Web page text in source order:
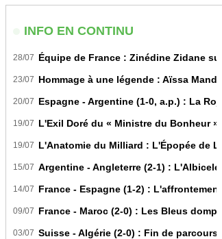
INFO EN CONTINU
28/07 Équipe de France : Zinédine Zidane
23/07 Hommage à une légende : Aïssa
20/07 Espagne - Argentine (1-0, a.p.) : La
19/07 L'Exil Doré du « Ministre du Bonheur »
19/07 L'Anatomie du Milliard : L'Épopée de
15/07 Argentine - Angleterre (2-1) :
14/07 France - Espagne (1-2) :
09/07 France - Maroc (2-0) : Les Bleus
03/07 Suisse - Algérie (2-0) : Fin de parcours